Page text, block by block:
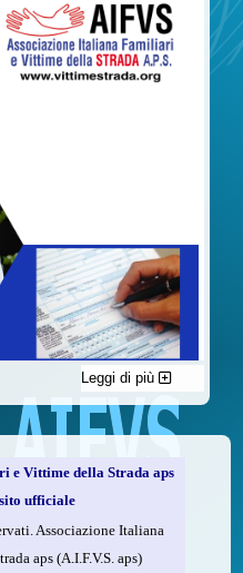
dell’A.I.F.V.S. a favore
giustizia ai superstiti ed ai
il 5 per mille della
730.
“Sostegno delle
Leggi di più
e Vittime della Strada aps
ufficiale
Associazione Italiana
aps (A.I.F.V.S. aps)